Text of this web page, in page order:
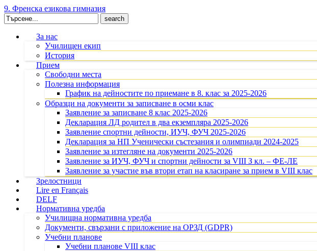
9. Френска езикова гимназия
Search
for:
За нас
Училищен екип
История
Прием
Свободни места
Полезна информация
График на дейностите по приемане в 8. клас за 2025-2026
Образци на документи за записване в осми клас
Заявление за записване 8 клас 2025-2026
Декларация ЛД родител в два екземпляра 2025-2026
Заявление спортни дейности, ИУЧ, ФУЧ 2025-2026
Декларация за НП Ученически състезания и олимпиади 2024-2025
Заявление за изтегляне на документи 2025-2026
Заявление за ИУЧ, ФУЧ и спортни дейности за VIII З кл. – ФЕ-ЛЕ
Заявление за участие във втори етап на класиране за прием в VIII клас
Зрелостници
Lire en Français
DELF
Нормативна уредба
Училищна нормативна уредба
Документи, свързани с приложение на ОРЗД (GDPR)
Учебни планове
Учебни планове VIII клас